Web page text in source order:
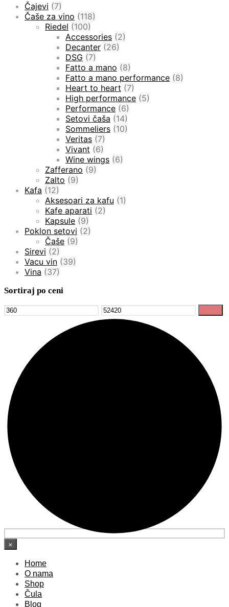
Čajevi (7)
Čaše za vino (118)
Riedel (100)
Accessories (2)
Decanter (26)
DSG (7)
Fatto a mano (8)
Fatto a mano performance (8)
Heart to heart (7)
High performance (5)
Performance (6)
Setovi čaša (14)
Sommeliers (10)
Veritas (7)
Vivant (6)
Wine wings (6)
Zafferano (9)
Zalto (9)
Kafa (12)
Aksesoari za kafu (1)
Kafe aparati (2)
Kapsule (9)
Poklon setovi (2)
Čaše (9)
Sirevi (2)
Vacu vin (39)
Vina (37)
Sortiraj po ceni
Minimalna
Maksimalna
cena
×
Home
O nama
Shop
Čula
Blog